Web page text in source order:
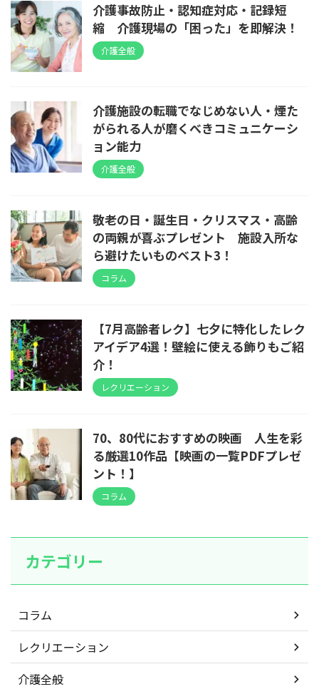
介護事故防止・認知症対応・記録短
縮 介護現場の「困った」を即解決！
介護全般
介護施設の転職でなじめない人・煙た
がられる人が磨くべきコミュニケーシ
ョン能力
介護全般
敬老の日・誕生日・クリスマス・高齢
の両親が喜ぶプレゼント 施設入所な
ら避けたいものベスト3！
コラム
【7月高齢者レク】七夕に特化したレク
アイデア4選！壁絵に使える飾りもご紹
介！
レクリエーション
70、80代におすすめの映画 人生を彩
る厳選10作品【映画の一覧PDFプレゼ
ント！】
コラム
カテゴリー
コラム
レクリエーション
介護全般